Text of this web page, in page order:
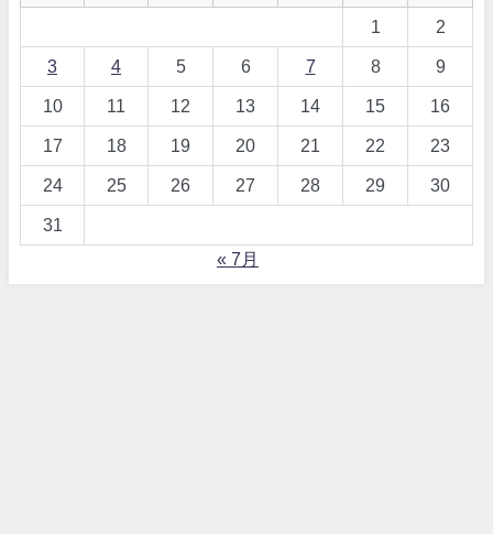
1 2
3 4 5 6 7 8 9
10 11 12 13 14 15 16
17 18 19 20 21 22 23
24 25 26 27 28 29 30
31
« 7月